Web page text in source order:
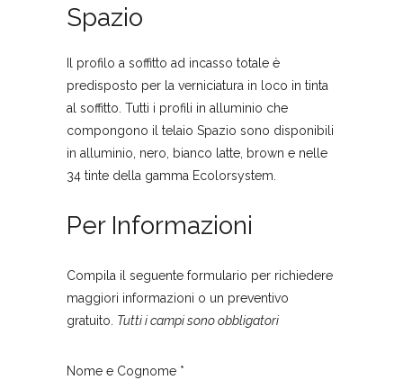
Spazio
Il profilo a soffitto ad incasso totale è
predisposto per la verniciatura in loco in tinta
al soffitto. Tutti i profili in alluminio che
compongono il telaio Spazio sono disponibili
in alluminio, nero, bianco latte, brown e nelle
34 tinte della gamma Ecolorsystem.
Per Informazioni
Compila il seguente formulario per richiedere
maggiori informazioni o un preventivo
gratuito. Tutti i campi sono obbligatori
Nome e Cognome *